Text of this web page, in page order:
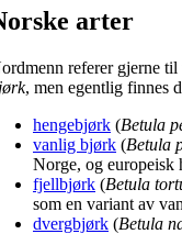
arter
referer gjerne til
, men egentlig finnes
hengebjørk (Betula
vanlig bjørk (Betula
Norge, og
fjellbjørk (Betula
som en variant av
dvergbjørk (Betula